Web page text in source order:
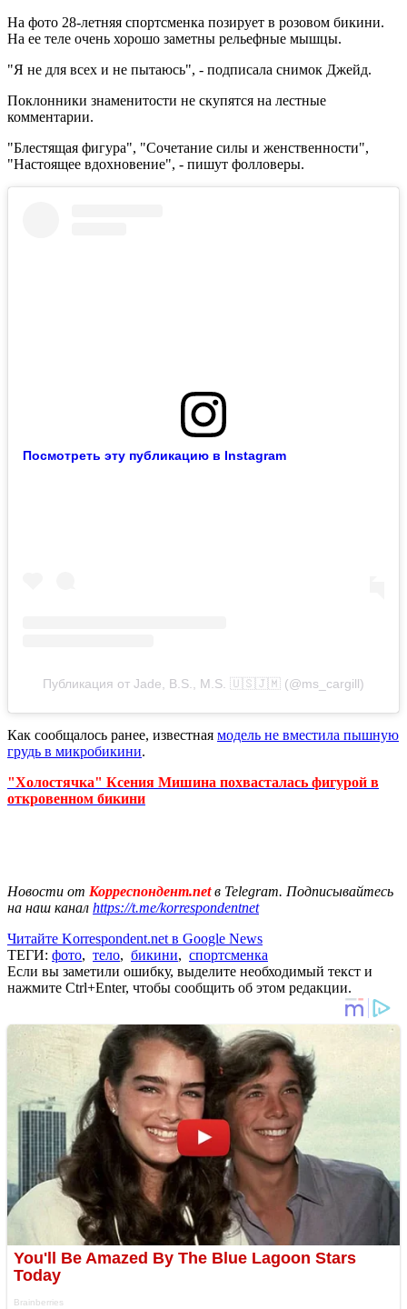
На фото 28-летняя спортсменка позирует в розовом бикини.
На ее теле очень хорошо заметны рельефные мышцы.
"Я не для всех и не пытаюсь", - подписала снимок Джейд.
Поклонники знаменитости не скупятся на лестные
комментарии.
"Блестящая фигура", "Сочетание силы и женственности",
"Настоящее вдохновение", - пишут фолловеры.
Посмотреть эту публикацию в Instagram
Публикация от Jade, B.S., M.S. 🇺🇸🇯🇲 (@ms_cargill)
Как сообщалось ранее, известная модель не вместила пышную
грудь в микробикини.
"Холостячка" Ксения Мишина похвасталась фигурой в
откровенном бикини
Новости от Корреспондент.netв Telegram. Подписывайтесь
на наш канал https://t.me/korrespondentnet
Читайте Korrespondent.net в Google News
ТЕГИ: фото, тело, бикини, спортсменка
Если вы заметили ошибку, выделите необходимый текст и
нажмите Ctrl+Enter, чтобы сообщить об этом редакции.